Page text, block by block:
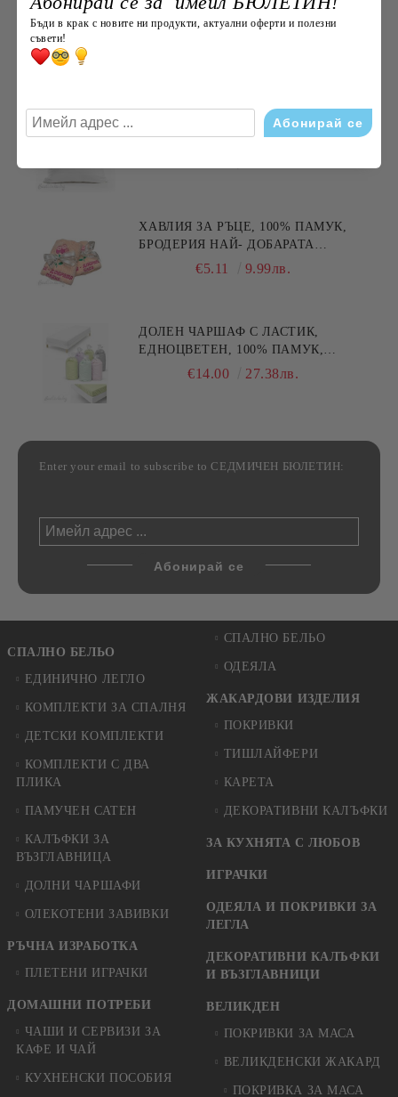
29.34лв.
ПЪЛНЕЖ ЗА ВЪЗГЛАВНИЧКА,
45X45СМ.
ХАВЛИЯ ЗА РЪЦЕ, 100% ПАМУК,
БРОДЕРИЯ НАЙ- ДОБАРАТА
МАЙКА/БАБА , РАЗМЕР:
€5.11 9.99лв.
ДОЛЕН ЧАРШАФ С ЛАСТИК,
ЕДНОЦВЕТЕН, 100% ПАМУК,
РАЗЛИЧНИ РАЗМЕРИ
€14.00 27.38лв.
Enter your email to subscribe to СЕДМИЧЕН БЮЛЕТИН:
СПАЛНО БЕЛЬО
ЕДИНИЧНО ЛЕГЛО
КОМПЛЕКТИ ЗА СПАЛНЯ
ДЕТСКИ КОМПЛЕКТИ
КОМПЛЕКТИ С ДВА
ПЛИКА
ПАМУЧЕН САТЕН
КАЛЪФКИ ЗА
ВЪЗГЛАВНИЦА
ДОЛНИ ЧАРШАФИ
ОЛЕКОТЕНИ ЗАВИВКИ
РЪЧНА ИЗРАБОТКА
ПЛЕТЕНИ ИГРАЧКИ
ДОМАШНИ ПОТРЕБИ
ЧАШИ И СЕРВИЗИ ЗА
КАФЕ И ЧАЙ
КУХНЕНСКИ ПОСОБИЯ
СПАЛНО БЕЛЬО
ОДЕЯЛА
ЖАКАРДОВИ ИЗДЕЛИЯ
ПОКРИВКИ
ТИШЛАЙФЕРИ
КАРЕТА
ДЕКОРАТИВНИ КАЛЪФКИ
ЗА КУХНЯТА С ЛЮБОВ
ИГРАЧКИ
ОДЕЯЛА И ПОКРИВКИ ЗА
ЛЕГЛА
ДЕКОРАТИВНИ КАЛЪФКИ
И ВЪЗГЛАВНИЦИ
ВЕЛИКДЕН
ПОКРИВКИ ЗА МАСА
ВЕЛИКДЕНСКИ ЖАКАРД
ПОКРИВКА ЗА МАСА
Бъди в крак с новите ни продукти, актуални оферти и полезни
съвети!